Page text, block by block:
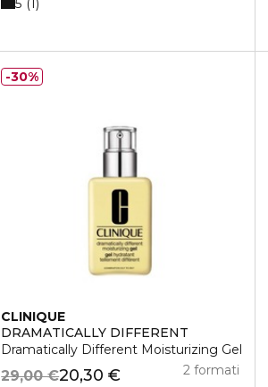
1
CLINIQUE
DRAMATICALLY DIFFERENT
Dramatically Different Moisturizing Gel
20,30 €
29,00 € 2 formati
30%